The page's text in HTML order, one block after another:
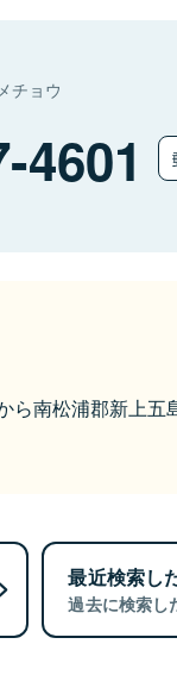
チョウ
4601
ら南松浦郡新上五
最近検索し
過去に検索し